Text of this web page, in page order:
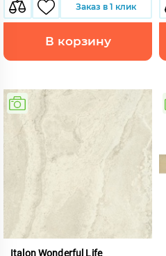
Заказ в 1 клик
В корзину
Italon Wonderful Life